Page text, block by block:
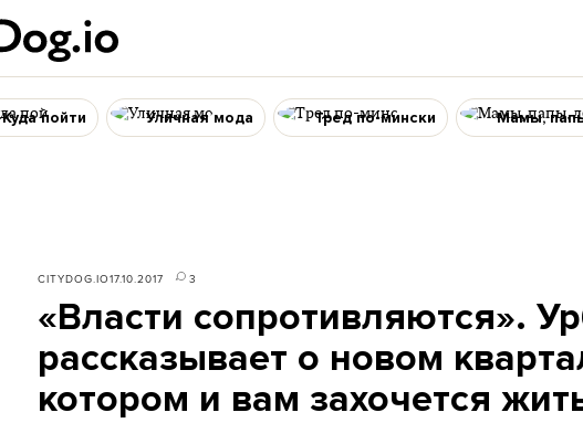
Куда пойти Уличная мода Тред по-мински Мамы,
CITYDOG.IO17.10.2017 3
«Власти сопротивляются».
рассказывает о новом
котором и вам захочется